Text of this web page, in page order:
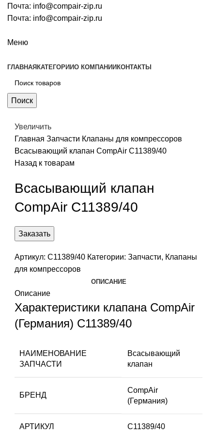
Почта: info@compair-zip.ru
Почта: info@compair-zip.ru
Меню
ГЛАВНАЯ КАТЕГОРИИО КОМПАНИИ КОНТАКТЫ
Поиск
Увеличить
Главная Запчасти Клапаны для компрессоров
Всасывающий клапан CompAir C11389/40
Назад к товарам
Всасывающий клапан
CompAir C11389/40
Заказать
Артикул: C11389/40 Категории: Запчасти, Клапаны
для компрессоров
ОПИСАНИЕ
Описание
Характеристики клапана CompAir
(Германия) C11389/40
НАИМЕНОВАНИЕ
ЗАПЧАСТИ
Всасывающий
клапан
БРЕНД
CompAir
(Германия)
АРТИКУЛ C11389/40